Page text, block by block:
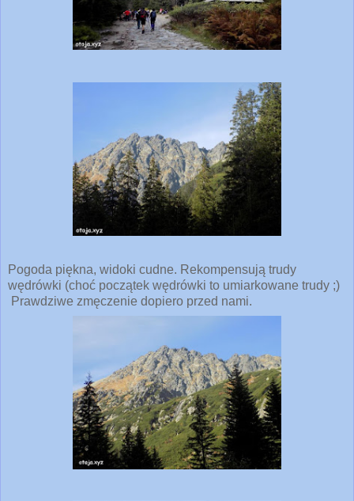
Pogoda piękna, widoki cudne. Rekompensują trudy
wędrówki (choć początek wędrówki to umiarkowane trudy ;)
Prawdziwe zmęczenie dopiero przed nami.